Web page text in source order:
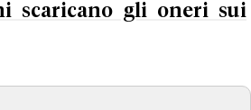
scaricano gli oneri sui